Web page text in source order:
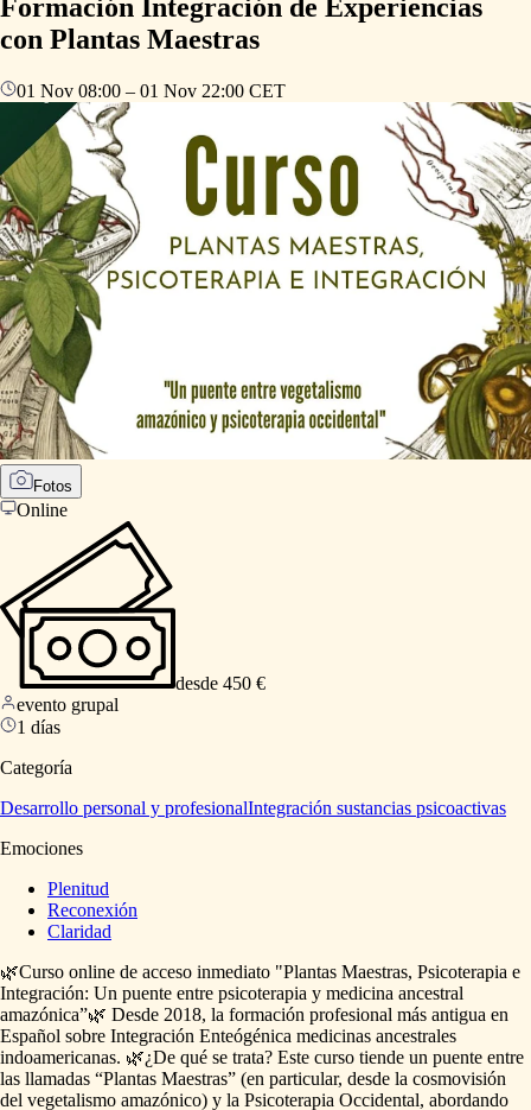
Formación Integración de Experiencias
con Plantas Maestras
01 Nov 08:00 – 01 Nov 22:00 CET
Fotos
Online
desde 450 €
evento grupal
1 días
Categoría
Desarrollo personal y profesionalIntegración sustancias psicoactivas
Emociones
Plenitud
Reconexión
Claridad
🌿Curso online de acceso inmediato "Plantas Maestras, Psicoterapia e
Integración: Un puente entre psicoterapia y medicina ancestral
amazónica”🌿 Desde 2018, la formación profesional más antigua en
Español sobre Integración Enteógénica medicinas ancestrales
indoamericanas. 🌿¿De qué se trata? Este curso tiende un puente entre
las llamadas “Plantas Maestras” (en particular, desde la cosmovisión
del vegetalismo amazónico) y la Psicoterapia Occidental, abordando